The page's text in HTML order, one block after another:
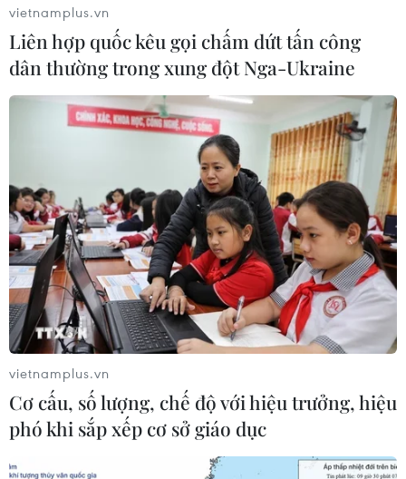
vietnamplus.vn
Liên hợp quốc kêu gọi chấm dứt tấn công
dân thường trong xung đột Nga-Ukraine
vietnamplus.vn
Cơ cấu, số lượng, chế độ với hiệu trưởng, hiệu
phó khi sắp xếp cơ sở giáo dục